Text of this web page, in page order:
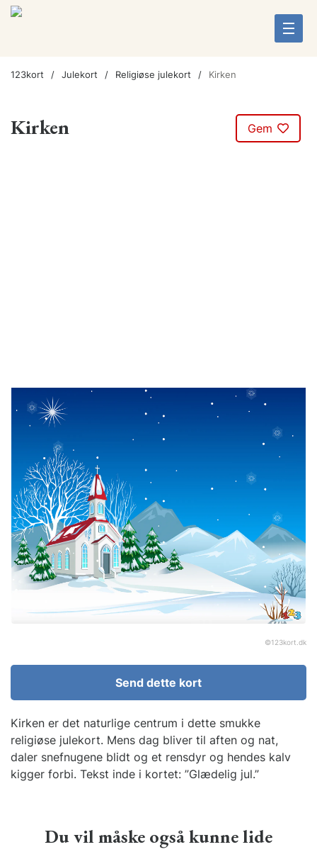
123kort Julekort Religiøse julekort Kirken
Kirken Gem
©123kort.dk
Send dette kort
Kirken er det naturlige centrum i dette smukke
religiøse julekort. Mens dag bliver til aften og nat,
daler snefnugene blidt og et rensdyr og hendes kalv
kigger forbi. Tekst inde i kortet: ”Glædelig jul.”
Du vil måske også kunne lide